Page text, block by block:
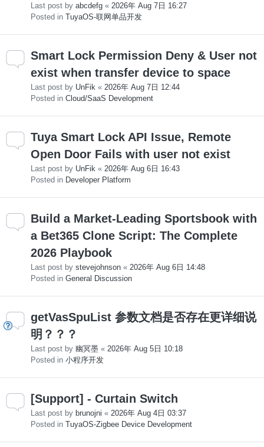
Last post by abcdefg « 2026年 Aug 7日 16:27
Posted in TuyaOS-联网单品开发
Smart Lock Permission Deny & User not
exist when transfer device to space
Last post by UnFik « 2026年 Aug 7日 12:44
Posted in Cloud/SaaS Development
Tuya Smart Lock API Issue, Remote
Open Door Fails with user not exist
Last post by UnFik « 2026年 Aug 6日 16:43
Posted in Developer Platform
Build a Market-Leading Sportsbook with
a Bet365 Clone Script: The Complete
2026 Playbook
Last post by stevejohnson « 2026年 Aug 6日 14:48
Posted in General Discussion
getVasSpuList 参数文档是否存在更详细说
明？？？
Last post by 幽冥墨 « 2026年 Aug 5日 10:18
Posted in 小程序开发
[Support] - Curtain Switch
Last post by brunojni « 2026年 Aug 4日 03:37
Posted in TuyaOS-Zigbee Device Development